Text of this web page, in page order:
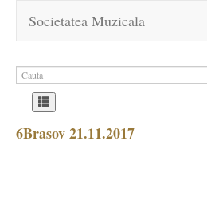
Societatea Muzicala
6Brasov 21.11.2017